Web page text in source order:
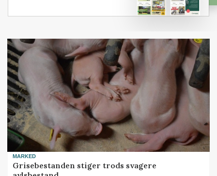
MARKED
Grisebestanden stiger trods svagere